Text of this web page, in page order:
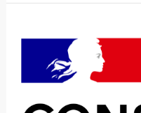
consulat,
à